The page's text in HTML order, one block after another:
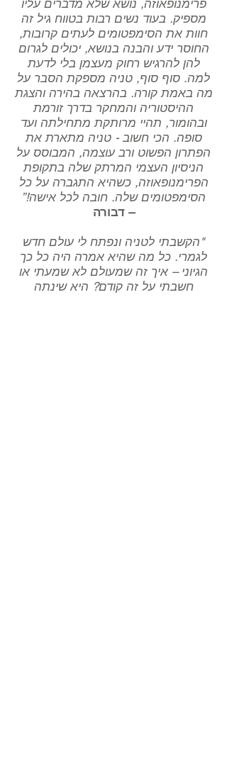
פרימנופאוזה, נושא שלא מדברים עליו
מספיק. בעוד נשים רבות בטווח גיל זה
חוות את הסימפטומים לעתים קרובות,
החוסר ידע והבנה בנושא, יכולים לגרום
להן להרגיש רחוק מעצמן בלי לדעת
למה. סוף סוף, טניה מספקת הסבר על
מה באמת קורה. בהרצאה בהירה והצגת
ההיסטוריה והמחקר בדרך זורמת
ובהומור, תהיי מרותקת מתחילתה ועד
סופה. הכי חשוב - טניה מתארת את
הפתרון הפשוט ורב עוצמה, המבוסס על
הניסיון העצמי המרתק שלה בתקופת
הפרימנופאוזה, כשהיא התגברה על כל
הסימפטומים שלה. חובה לכל אישה!”
– דבורה
"הקשבתי לטניה ונפתח לי עולם חדש
לגמרי. כל מה שהיא אמרה היה כל כך
הגיוני – איך זה שמעולם לא שמעתי או
חשבתי על זה קודם? היא שינתה